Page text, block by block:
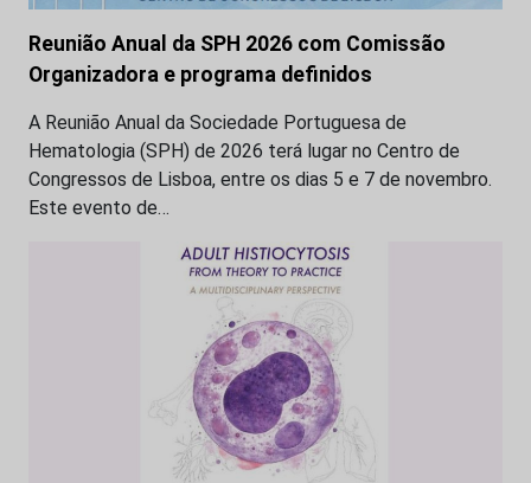
Reunião Anual da SPH 2026 com Comissão
Organizadora e programa definidos
A Reunião Anual da Sociedade Portuguesa de
Hematologia (SPH) de 2026 terá lugar no Centro de
Congressos de Lisboa, entre os dias 5 e 7 de novembro.
Este evento de…